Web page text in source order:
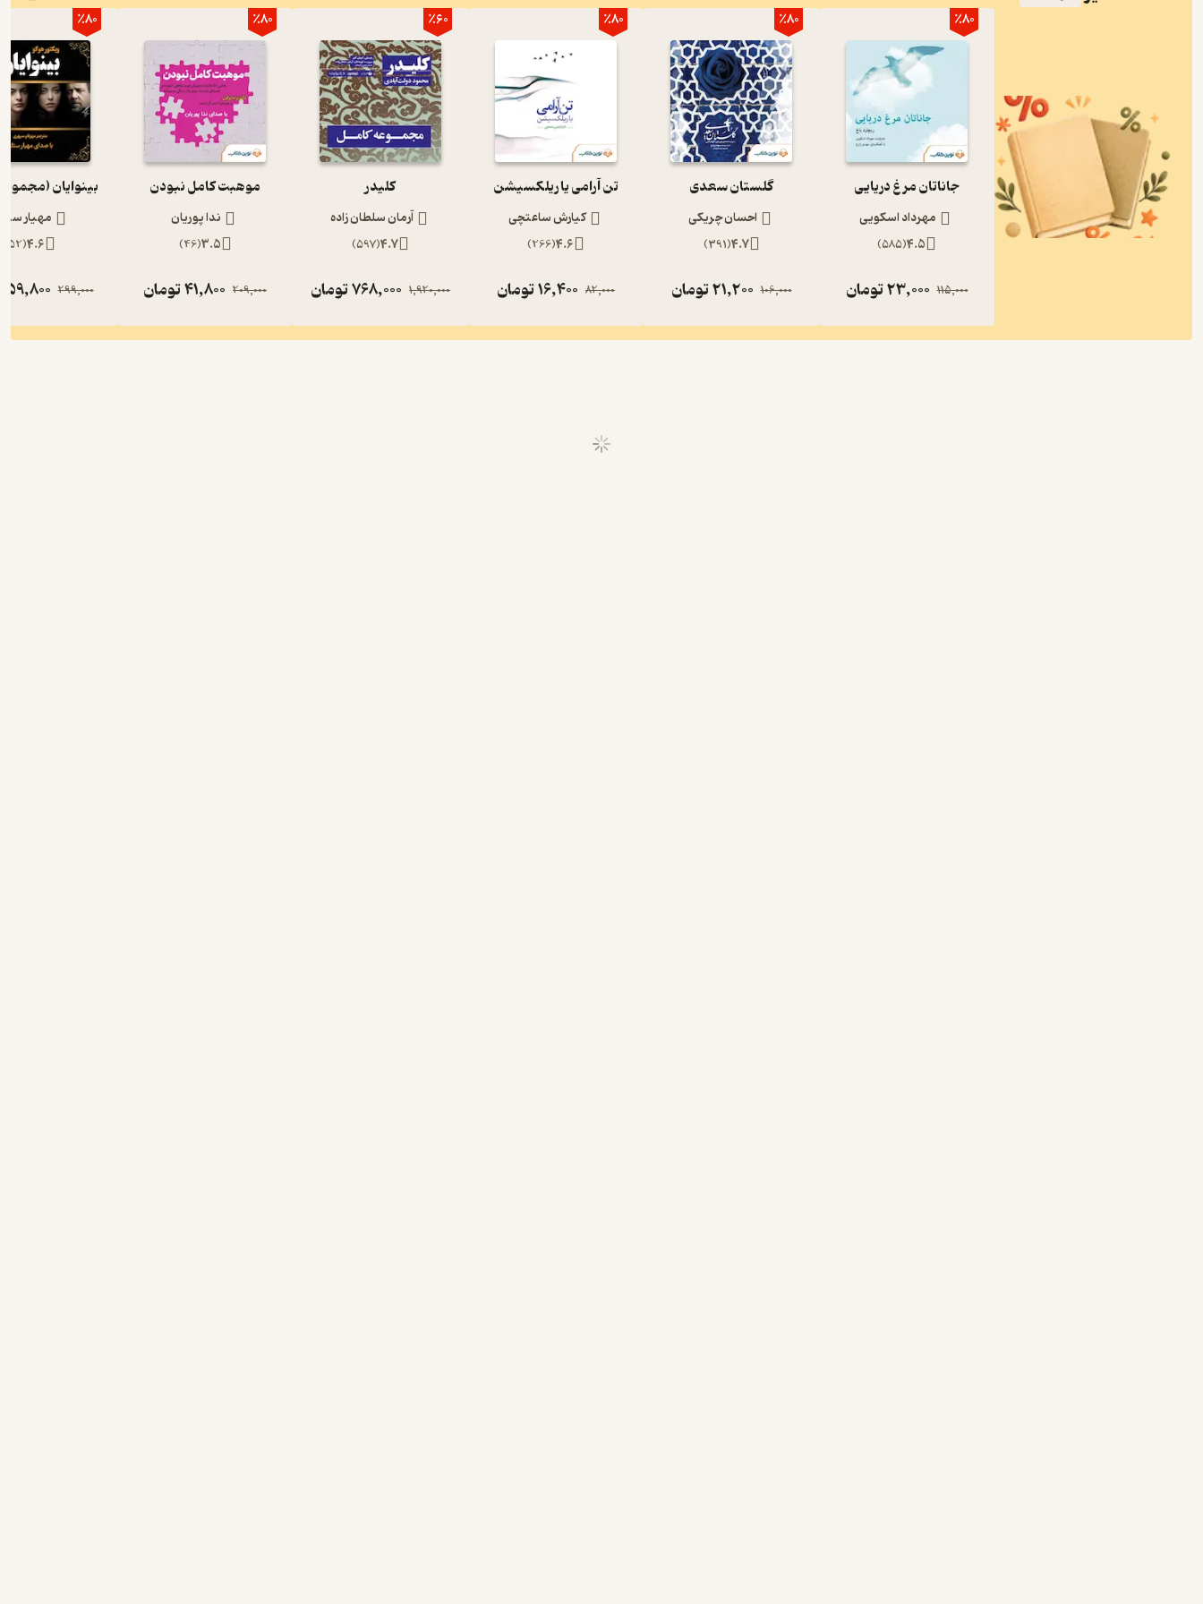
٪80
جاناتان مرغ دریایی
مهرداد اسکویی
4.5
(
585
)
115,000
23,000تومان
٪80
گلستان سعدی
احسان چریکی
4.7
(
391
)
106,000
21,200تومان
٪80
تن آرامی یا ریلکسیشن
کیارش ساعتچی
4.6
(
266
)
82,000
16,400تومان
٪60
کلیدر
آرمان سلطان زاده
4.7
(
597
)
1,920,000
768,000تومان
٪80
موهبت کامل نبودن
ندا پوریان
3.5
(
46
)
209,000
41,800تومان
٪80
بینوایان
مهیار
4.6
(
52
299,000
59,800